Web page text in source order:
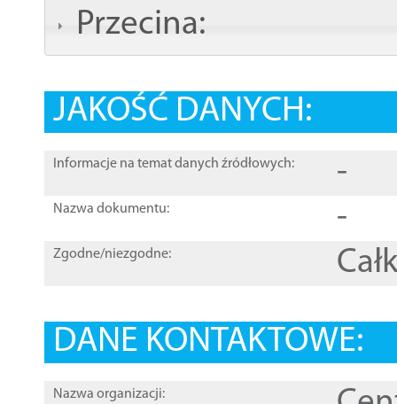
Przecina:
JAKOŚĆ DANYCH:
Informacje na temat danych źródłowych: -
Nazwa dokumentu: -
Zgodne/niezgodne:
DANE KONTAKTOWE:
Nazwa organizacji: